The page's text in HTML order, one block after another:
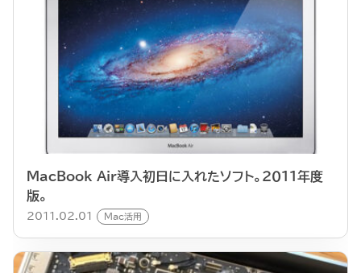
MacBook Air導入初日に入れたソフト。２０１１年度
版。
2011.02.01 Mac活用